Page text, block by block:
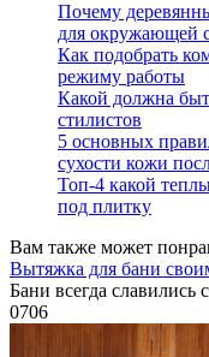
Почему
для окружающей
Как подобрать
режиму работы
Какой должна
стилистов
5 основных
сухости кожи
Топ-4 какой
под плитку
Вам также может
Вытяжка для бани
Бани всегда
0706